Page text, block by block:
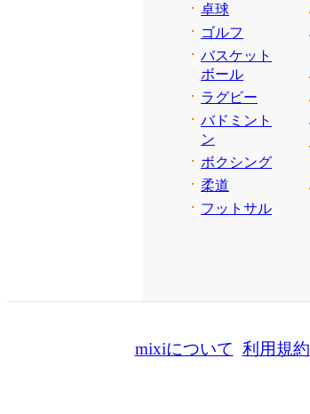
卓球
ゴルフ
バスケット
ボール
ラグビー
バドミント
ン
ボクシング
柔道
フットサル
mixiについて 利用規約